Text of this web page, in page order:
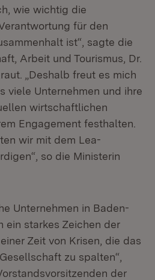
wie wichtig die
für den
ist“, sagte die
Arbeit und Tourismus, Dr.
„Deshalb freut es mich
viele Unternehmen und ihre
wirtschaftlichen
Engagement festhalten.
wir mit dem Lea-
so die Ministerin
Unternehmen in Baden-
ein starkes Zeichen der
Zeit von Krisen, die das
zu spalten“,
der